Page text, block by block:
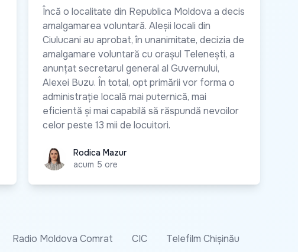
Încă o localitate din Republica Moldova a decis
amalgamarea voluntară. Aleșii locali din
Ciulucani au aprobat, în unanimitate, decizia de
amalgamare voluntară cu orașul Telenești, a
anunțat secretarul general al Guvernului,
Alexei Buzu. În total, opt primării vor forma o
administrație locală mai puternică, mai
eficientă și mai capabilă să răspundă nevoilor
celor peste 13 mii de locuitori.
Rodica MazurRodica Mazur
acum 5 ore
Radio Moldova Comrat CIC Telefilm Chișinău